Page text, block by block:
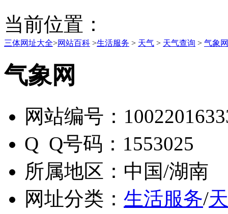
当前位置：
三体网址大全>网站百科 >生活服务 > 天气 > 天气查询 > 气象网
气象网
网站编号：
Q Q号码： 1553025
所属地区： 中国/湖南
网址分类： 生活服务/